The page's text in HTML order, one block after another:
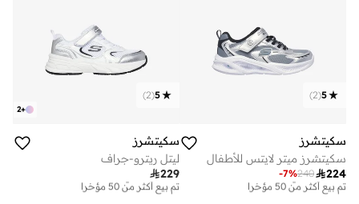
5
(
2
)
سكيتشرز
سكيتشرز ميتر لايتس للأطفال
224
240
-7%
توصيل مجاني
تم بيع أكثر من 50 مؤخرا
+
2
5
(
2
)
سكيتشرز
ليتل ريترو-جراف
229
توصيل مجاني
تم بيع أكثر من 50 مؤخرا